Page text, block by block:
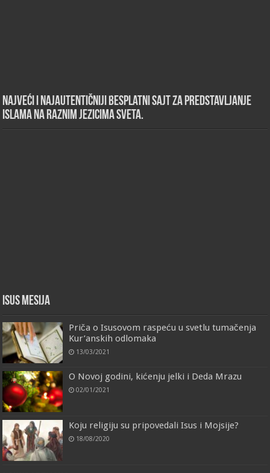
Najveći i najautentičniji besplatni sajt za predstavljanje
islama na raznim jezicima sveta.
Isus Mesija
Priča o Isusovom raspeću u svetlu tumačenja
Kur’anskih odlomaka
13/03/2021
O Novoj godini, kićenju jelki i Deda Mrazu
02/01/2021
Koju religiju su pripovedali Isus i Mojsije?
18/08/2020